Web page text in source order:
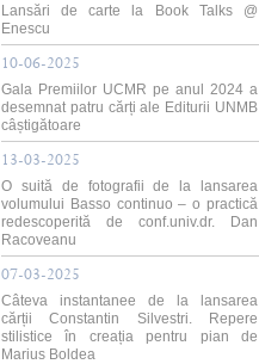
Lansări de carte la Book Talks @
Enescu
10-06-2025
Gala Premiilor UCMR pe anul 2024 a
desemnat patru cărți ale Editurii UNMB
câștigătoare
13-03-2025
O suită de fotografii de la lansarea
volumului Basso continuo – o practică
redescoperită de conf.univ.dr. Dan
Racoveanu
07-03-2025
Câteva instantanee de la lansarea
cărții Constantin Silvestri. Repere
stilistice în creația pentru pian de
Marius Boldea